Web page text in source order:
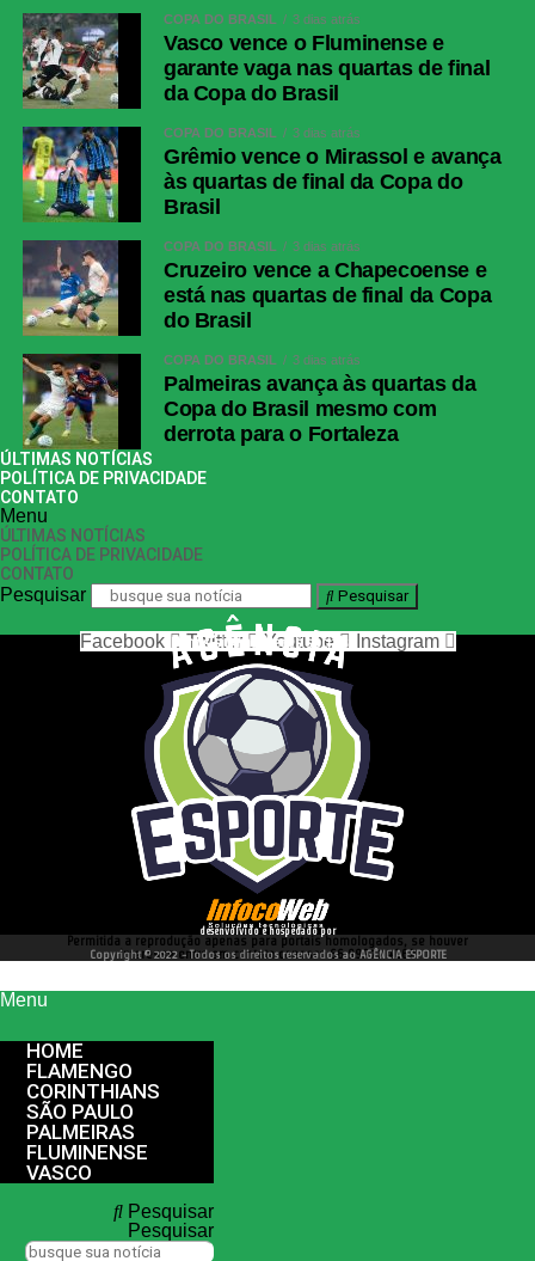
COPA DO BRASIL 3 dias atrás
Vasco vence o Fluminense e
garante vaga nas quartas de final
da Copa do Brasil
COPA DO BRASIL 3 dias atrás
Grêmio vence o Mirassol e avança
às quartas de final da Copa do
Brasil
COPA DO BRASIL 3 dias atrás
Cruzeiro vence a Chapecoense e
está nas quartas de final da Copa
do Brasil
COPA DO BRASIL 3 dias atrás
Palmeiras avança às quartas da
Copa do Brasil mesmo com
derrota para o Fortaleza
ÚLTIMAS NOTÍCIAS
POLÍTICA DE PRIVACIDADE
CONTATO
Menu
ÚLTIMAS NOTÍCIAS
POLÍTICA DE PRIVACIDADE
CONTATO
Pesquisar Pesquisar
nos siga nas redes sociais
Facebook Twitter Youtube Instagram
desenvolvido e hospedado por
Permitida a reprodução apenas para portais homologados, se houver
interesse entre em contato conosco 66 99977 4262
Copyright © 2022 - Todos os direitos reservados ao AGÊNCIA ESPORTE
Menu
HOME
FLAMENGO
CORINTHIANS
SÃO PAULO
PALMEIRAS
FLUMINENSE
VASCO
Pesquisar
Pesquisar